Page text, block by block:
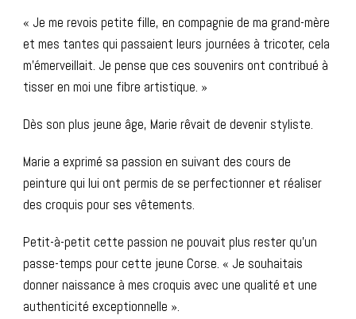
« Je me revois petite fille, en compagnie de ma grand-mère
et mes tantes qui passaient leurs journées à tricoter, cela
m’émerveillait. Je pense que ces souvenirs ont contribué à
tisser en moi une fibre artistique. »
Dès son plus jeune âge, Marie rêvait de devenir styliste.
Marie a exprimé sa passion en suivant des cours de
peinture qui lui ont permis de se perfectionner et réaliser
des croquis pour ses vêtements.
Petit-à-petit cette passion ne pouvait plus rester qu’un
passe-temps pour cette jeune Corse. « Je souhaitais
donner naissance à mes croquis avec une qualité et une
authenticité exceptionnelle ».